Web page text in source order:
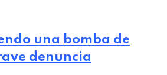
una bomba de
denuncia